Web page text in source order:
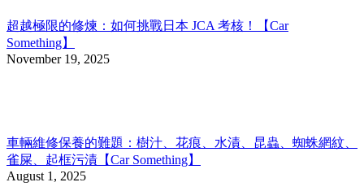
超越極限的修煉：如何挑戰日本 JCA 考核！【Car
Something】
November 19, 2025
車輛維修保養的難題：樹汁、花痕、水漬、昆蟲、蜘蛛網紋、
雀屎、起框污漬【Car Something】
August 1, 2025